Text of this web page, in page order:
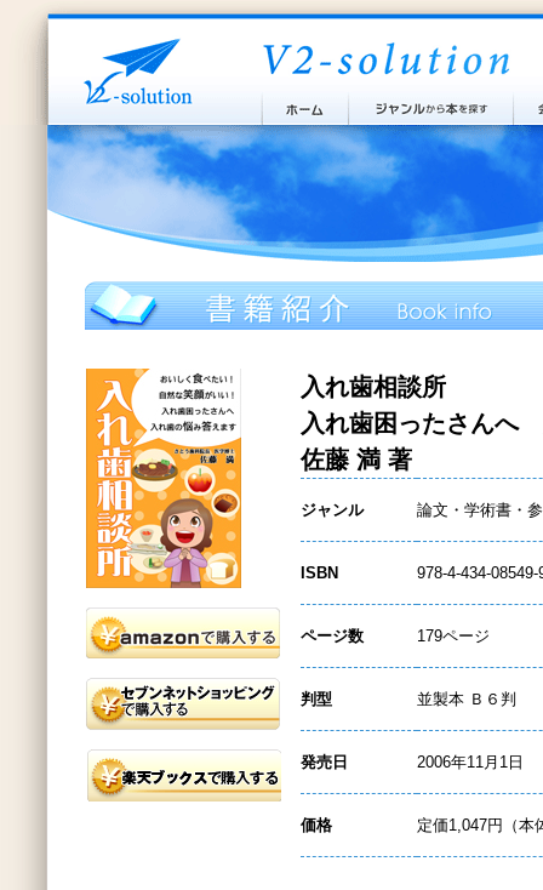
入れ歯相談所
入れ歯困ったさんへ
佐藤 満 著
ジャンル 論文・学術書・
ISBN 978-4-434-08549-
ページ数 179ページ
判型 並製本 Ｂ６判
発売日 2006年11月1日
価格 定価1,047円（本